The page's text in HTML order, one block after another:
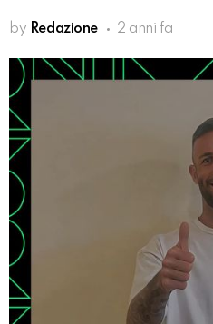
by Redazione 2 anni fa